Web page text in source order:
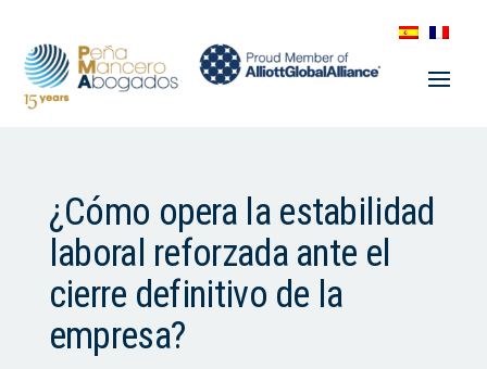
¿Cómo opera la estabilidad
laboral reforzada ante el
cierre definitivo de la
empresa?